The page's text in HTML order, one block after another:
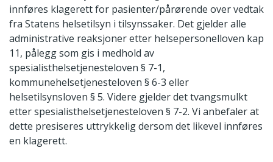
innføres klagerett for pasienter/pårørende over vedtak
fra Statens helsetilsyn i tilsynssaker. Det gjelder alle
administrative reaksjoner etter helsepersonelloven kap
11, pålegg som gis i medhold av
spesialisthelsetjenesteloven § 7-1,
kommunehelsetjenesteloven § 6-3 eller
helsetilsynsloven § 5. Videre gjelder det tvangsmulkt
etter spesialisthelsetjenesteloven § 7-2. Vi anbefaler at
dette presiseres uttrykkelig dersom det likevel innføres
en klagerett.